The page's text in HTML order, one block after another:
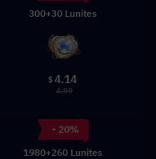
300+30 Lunites
$4.14
4.99
- 20%
1980+260 Lunites